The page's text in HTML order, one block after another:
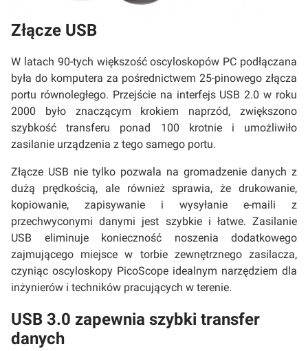
Złącze USB
W latach 90-tych większość oscyloskopów PC podłączana
była do komputera za pośrednictwem 25-pinowego złącza
portu równoległego. Przejście na interfejs USB 2.0 w roku
2000 było znaczącym krokiem naprzód, zwiększono
szybkość transferu ponad 100 krotnie i umożliwiło
zasilanie urządzenia z tego samego portu.
Złącze USB nie tylko pozwala na gromadzenie danych z
dużą prędkością, ale również sprawia, że drukowanie,
kopiowanie, zapisywanie i wysyłanie e-maili z
przechwyconymi danymi jest szybkie i łatwe. Zasilanie
USB eliminuje konieczność noszenia dodatkowego
zajmującego miejsce w torbie zewnętrznego zasilacza,
czyniąc oscyloskopy PicoScope idealnym narzędziem dla
inżynierów i techników pracujących w terenie.
USB 3.0 zapewnia szybki transfer
danych